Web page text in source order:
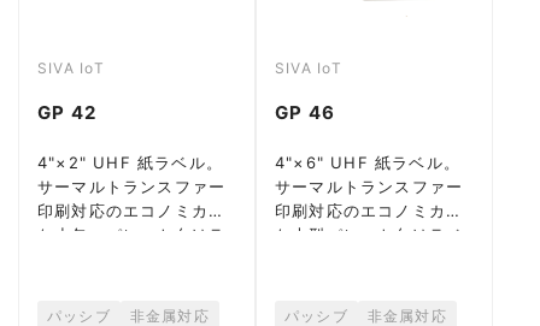
SIVA IoT
GP 42
4"×2" UHF 紙ラベル。
サーマルトランスファー
印刷対応のエコノミカル
な小包・パレット向けラ
パッシブ
非金属対応
SIVA IoT
GP 46
4"×6" UHF 紙ラベル。
サーマルトランスファー
印刷対応のエコノミカル
な大型パレット向けラベ
パッシブ
非金属対応